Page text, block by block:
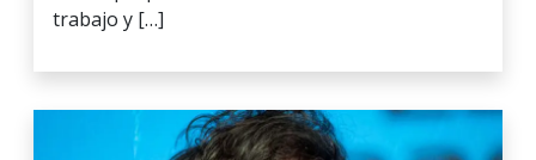
trabajo y […]